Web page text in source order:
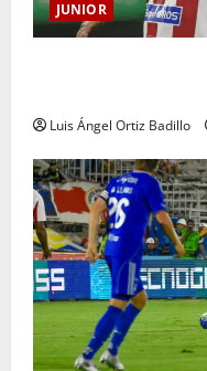
JUNIOR
Luis Ángel Ortiz Badillo